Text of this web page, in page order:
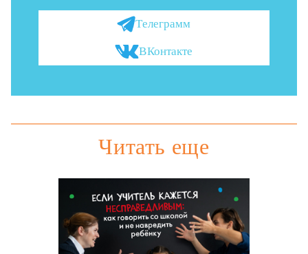
Телеграмм
ВКонтакте
Читать еще